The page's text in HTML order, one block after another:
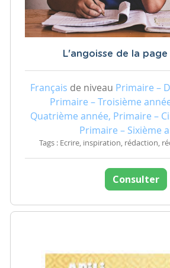
L'angoisse de la
Français de niveau Primaire –
Primaire – Troisième
Quatrième année, Primaire –
Primaire – Sixième
Tags : Ecrire, inspiration, rédaction,
Consulter